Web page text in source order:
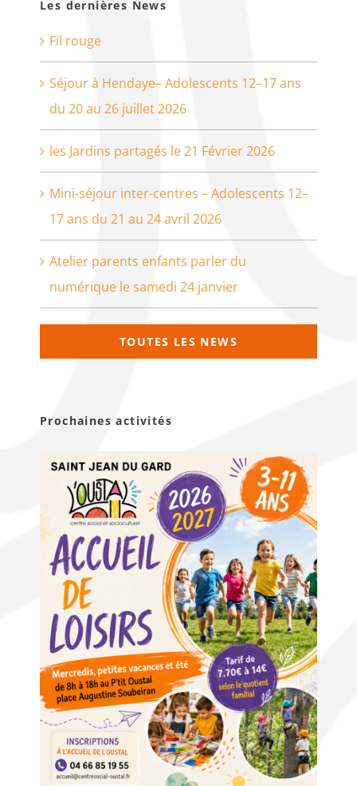
Les dernières News
Fil rouge
Séjour à Hendaye– Adolescents 12–17 ans
du 20 au 26 juillet 2026
les Jardins partagés le 21 Février 2026
Mini-séjour inter-centres – Adolescents 12–
17 ans du 21 au 24 avril 2026
Atelier parents enfants parler du
numérique le samedi 24 janvier
TOUTES LES NEWS
Prochaines activités